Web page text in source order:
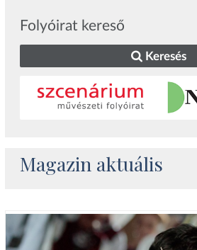
Folyóirat kereső
Keresés
Magazin aktuális